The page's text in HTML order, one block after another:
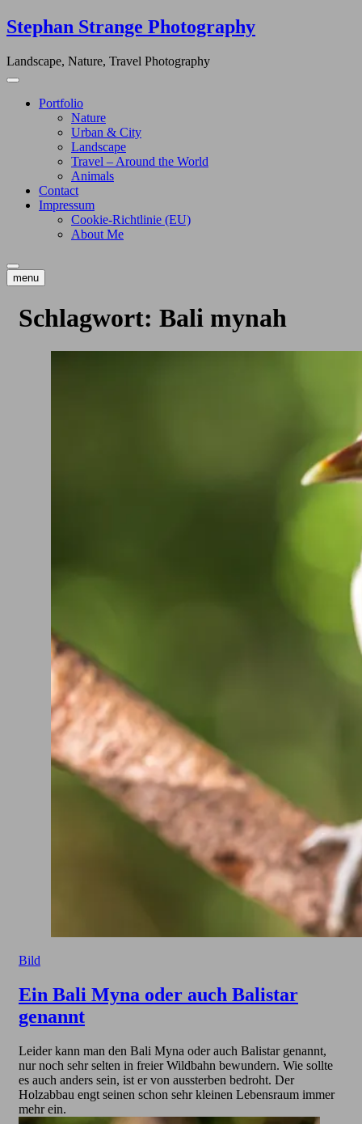
Skip
to
Stephan Strange Photography
Landscape, Nature, Travel Photography
Portfolio
Nature
Urban & City
Landscape
Travel – Around the World
Animals
Contact
Impressum
Cookie-Richtlinie (EU)
About Me
menu
Schlagwort: Bali mynah
Bild
Ein Bali Myna oder auch Balistar
genannt
Leider kann man den Bali Myna oder auch Balistar genannt,
nur noch sehr selten in freier Wildbahn bewundern. Wie sollte
es auch anders sein, ist er von aussterben bedroht. Der
Holzabbau engt seinen schon sehr kleinen Lebensraum immer
mehr ein.